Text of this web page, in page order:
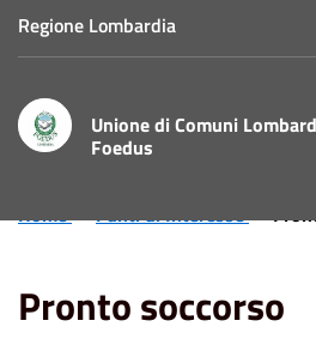
Regione Lombardia
Unione di Comuni
Foedus
Home Punti di Interesse
Pronto soccorso